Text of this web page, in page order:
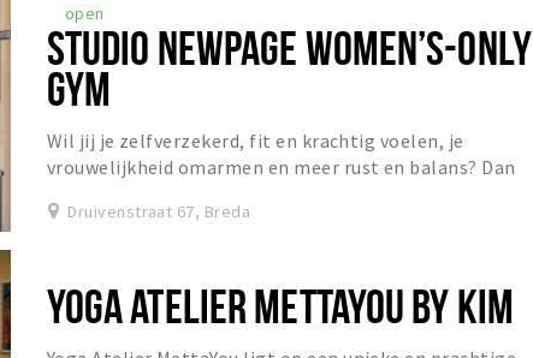
open
STUDIO NEWPAGE WOMEN’S-ONLY
GYM
Wil jij je zelfverzekerd, fit en krachtig voelen, je
vrouwelijkheid omarmen en meer rust en balans? Dan
Druivenstraat 67, Breda
YOGA ATELIER METTAYOU BY KIM